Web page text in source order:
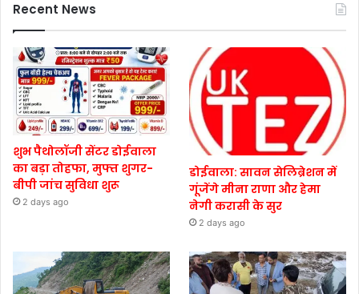
Recent News
शुभ पैथोलॉजी सेंटर डोईवाला
का बड़ा तोहफा, मुफ्त शुगर-
बीपी जांच सुविधा शुरू
2 days ago
डोईवाला: सावन सेलिब्रेशन में
गूंजेंगे मीना राणा और हेमा
नेगी करासी के सुर
2 days ago